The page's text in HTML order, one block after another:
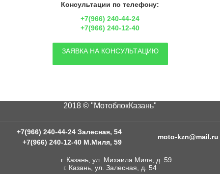
Консультации по телефону:
+7(966) 240-44-24
+7(966) 240-12-40
ЗАЯВКА НА КОНСУЛЬТАЦИЮ
2018 © "МотоблокКазань"
+7(966) 240-44-24 Залесная, 54
+7(966) 240-12-40 М.Миля, 59
moto-kzn@mail.ru
г. Казань, ул. Михаила Миля, д. 59
г. Казань, ул. Залесная, д. 54